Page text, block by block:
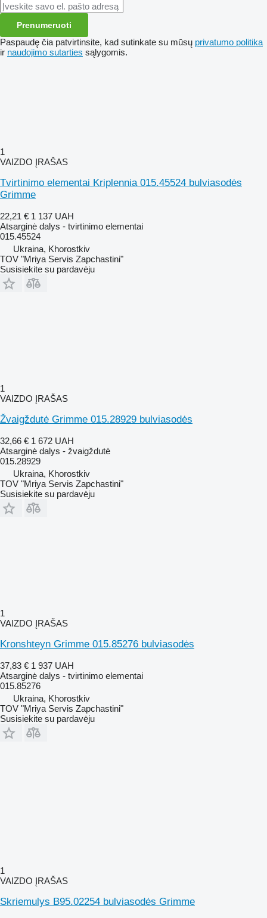
Prenumeruoti
Paspaudę čia patvirtinsite, kad sutinkate su mūsų privatumo politika
ir naudojimo sutarties sąlygomis.
1
VAIZDO ĮRAŠAS
Tvirtinimo elementai Kriplennia 015.45524 bulviasodės
Grimme
22,21 € 1 137 UAH
Atsarginė dalys - tvirtinimo elementai
015.45524
Ukraina, Khorostkiv
TOV "Mriya Servis Zapchastini"
Susisiekite su pardavėju
1
VAIZDO ĮRAŠAS
Žvaigždutė Grimme 015.28929 bulviasodės
32,66 € 1 672 UAH
Atsarginė dalys - žvaigždutė
015.28929
Ukraina, Khorostkiv
TOV "Mriya Servis Zapchastini"
Susisiekite su pardavėju
1
VAIZDO ĮRAŠAS
Kronshteyn Grimme 015.85276 bulviasodės
37,83 € 1 937 UAH
Atsarginė dalys - tvirtinimo elementai
015.85276
Ukraina, Khorostkiv
TOV "Mriya Servis Zapchastini"
Susisiekite su pardavėju
1
VAIZDO ĮRAŠAS
Skriemulys B95.02254 bulviasodės Grimme